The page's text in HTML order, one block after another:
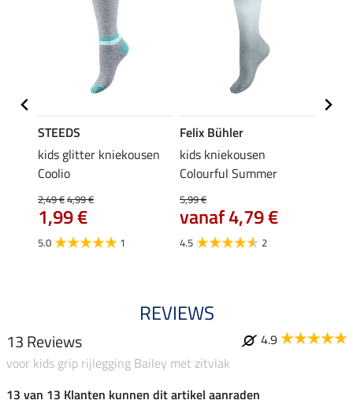
STEEDS
kids glitter kniekousen
Coolio
2,49 €4,99 €
1,99 €
5.0 1
Felix Bühler
kids kniekousen
Colourful Summer
5,99 €
vanaf 4,79 €
4.5 2
REVIEWS
13 Reviews
4.9
voor kids grip rijlegging Bailey met zitvlak
13 van 13 Klanten kunnen dit artikel aanraden